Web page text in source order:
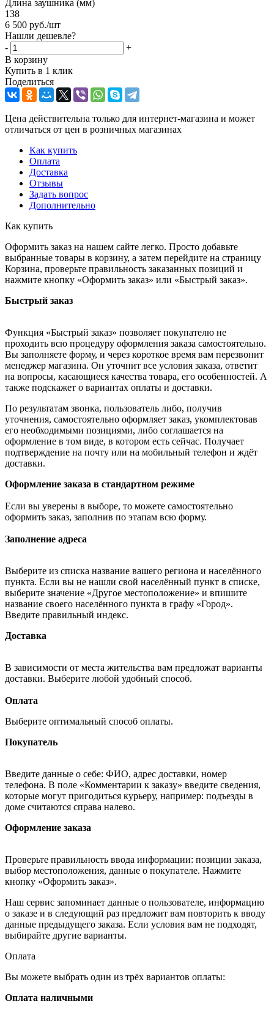
Длина заушника (мм)
138
6 500 руб./шт
Нашли дешевле?
-
+
В корзину
Купить в 1 клик
Поделиться
Цена действительна только для интернет-магазина и может
отличаться от цен в розничных магазинах
Как купить
Оплата
Доставка
Отзывы
Задать вопрос
Дополнительно
Как купить
Оформить заказ на нашем сайте легко. Просто добавьте
выбранные товары в корзину, а затем перейдите на страницу
Корзина, проверьте правильность заказанных позиций и
нажмите кнопку «Оформить заказ» или «Быстрый заказ».
Быстрый заказ
Функция «Быстрый заказ» позволяет покупателю не
проходить всю процедуру оформления заказа самостоятельно.
Вы заполняете форму, и через короткое время вам перезвонит
менеджер магазина. Он уточнит все условия заказа, ответит
на вопросы, касающиеся качества товара, его особенностей. А
также подскажет о вариантах оплаты и доставки.
По результатам звонка, пользователь либо, получив
уточнения, самостоятельно оформляет заказ, укомплектовав
его необходимыми позициями, либо соглашается на
оформление в том виде, в котором есть сейчас. Получает
подтверждение на почту или на мобильный телефон и ждёт
доставки.
Оформление заказа в стандартном режиме
Если вы уверены в выборе, то можете самостоятельно
оформить заказ, заполнив по этапам всю форму.
Заполнение адреса
Выберите из списка название вашего региона и населённого
пункта. Если вы не нашли свой населённый пункт в списке,
выберите значение «Другое местоположение» и впишите
название своего населённого пункта в графу «Город».
Введите правильный индекс.
Доставка
В зависимости от места жительства вам предложат варианты
доставки. Выберите любой удобный способ.
Оплата
Выберите оптимальный способ оплаты.
Покупатель
Введите данные о себе: ФИО, адрес доставки, номер
телефона. В поле «Комментарии к заказу» введите сведения,
которые могут пригодиться курьеру, например: подъезды в
доме считаются справа налево.
Оформление заказа
Проверьте правильность ввода информации: позиции заказа,
выбор местоположения, данные о покупателе. Нажмите
кнопку «Оформить заказ».
Наш сервис запоминает данные о пользователе, информацию
о заказе и в следующий раз предложит вам повторить к вводу
данные предыдущего заказа. Если условия вам не подходят,
выбирайте другие варианты.
Оплата
Вы можете выбрать один из трёх вариантов оплаты:
Оплата наличными